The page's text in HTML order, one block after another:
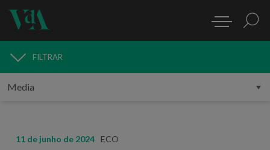
MEDIA
FILTRAR
11 de junho de 2024 ECO